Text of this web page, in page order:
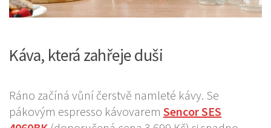
Káva, která zahřeje duši
Ráno začíná vůní čerstvě namleté kávy. Se
pákovým espresso kávovarem SencorSES